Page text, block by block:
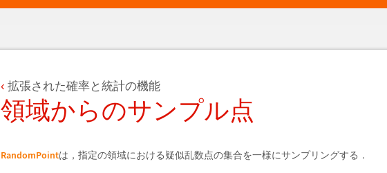
拡張された確率と統計の機能
領域からのサンプル点
RandomPointは，指定の領域における疑似乱数点の集合を一様にサンプリングする．